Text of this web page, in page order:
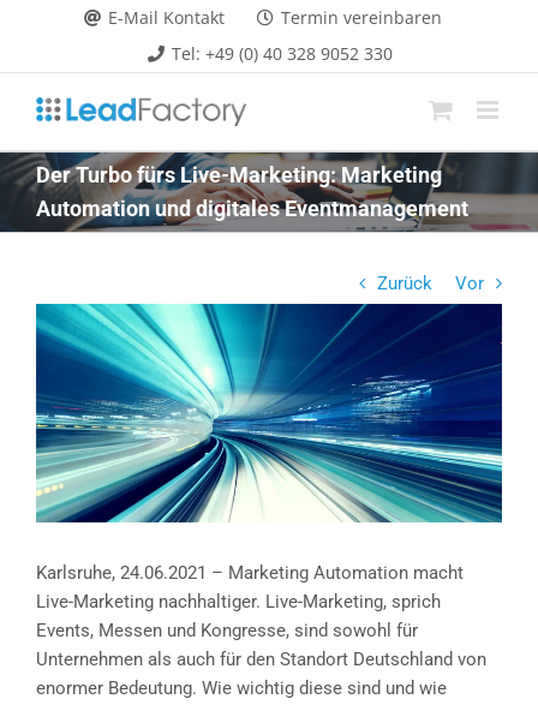
springen
E-Mail Kontakt
Termin vereinbaren
Tel: +49 (0) 40 328 9052 330
Der Turbo fürs Live-Marketing: Marketing
Automation und digitales Eventmanagement
Zurück
Vor
Zeige
grösseres
Karlsruhe, 24.06.2021 – Marketing Automation macht
Live-Marketing nachhaltiger. Live-Marketing, sprich
Events, Messen und Kongresse, sind sowohl für
Unternehmen als auch für den Standort Deutschland von
enormer Bedeutung. Wie wichtig diese sind und wie